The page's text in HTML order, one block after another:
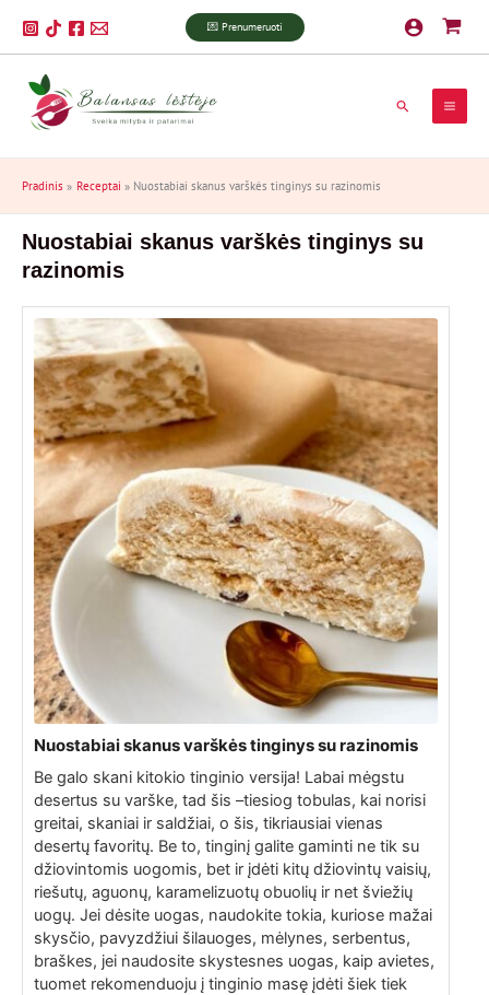
prie
turinio
💌 Prenumeruoti
Paieška
Pradinis Receptai Nuostabiai skanus varškės tinginys su razinomis
Nuostabiai skanus varškės tinginys su
razinomis
Nuostabiai skanus varškės tinginys su razinomis
Be galo skani kitokio tinginio versija! Labai mėgstu
desertus su varške, tad šis –tiesiog tobulas, kai norisi
greitai, skaniai ir saldžiai, o šis, tikriausiai vienas
desertų favoritų. Be to, tinginį galite gaminti ne tik su
džiovintomis uogomis, bet ir įdėti kitų džiovintų vaisių,
riešutų, aguonų, karamelizuotų obuolių ir net šviežių
uogų. Jei dėsite uogas, naudokite tokia, kuriose mažai
skysčio, pavyzdžiui šilauoges, mėlynes, serbentus,
braškes, jei naudosite skystesnes uogas, kaip avietes,
tuomet rekomenduoju į tinginio masę įdėti šiek tiek
P
i
e